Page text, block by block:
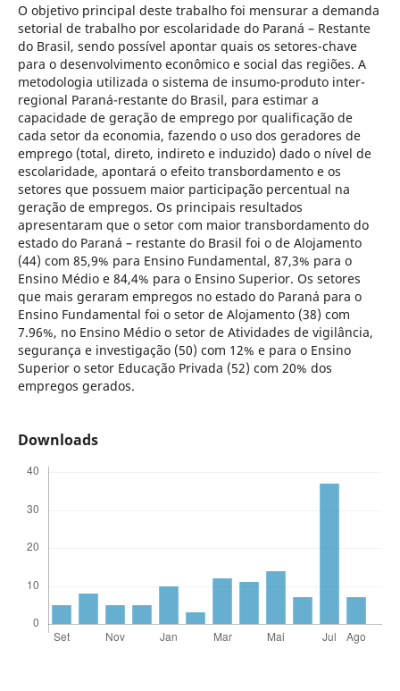
O objetivo principal deste trabalho foi mensurar a demanda
setorial de trabalho por escolaridade do Paraná – Restante
do Brasil, sendo possível apontar quais os setores-chave
para o desenvolvimento econômico e social das regiões. A
metodologia utilizada o sistema de insumo-produto inter-
regional Paraná-restante do Brasil, para estimar a
capacidade de geração de emprego por qualificação de
cada setor da economia, fazendo o uso dos geradores de
emprego (total, direto, indireto e induzido) dado o nível de
escolaridade, apontará o efeito transbordamento e os
setores que possuem maior participação percentual na
geração de empregos. Os principais resultados
apresentaram que o setor com maior transbordamento do
estado do Paraná – restante do Brasil foi o de Alojamento
(44) com 85,9% para Ensino Fundamental, 87,3% para o
Ensino Médio e 84,4% para o Ensino Superior. Os setores
que mais geraram empregos no estado do Paraná para o
Ensino Fundamental foi o setor de Alojamento (38) com
7.96%, no Ensino Médio o setor de Atividades de vigilância,
segurança e investigação (50) com 12% e para o Ensino
Superior o setor Educação Privada (52) com 20% dos
empregos gerados.
Downloads